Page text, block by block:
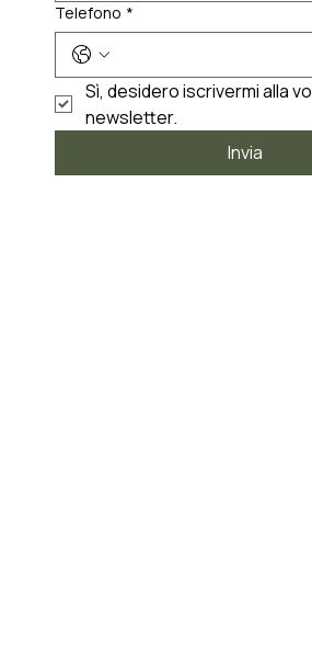
Telefono *
Sì, desidero iscrivermi alla
newsletter.
Invia